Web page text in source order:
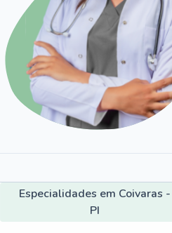
Especialidades em Coivaras -
PI